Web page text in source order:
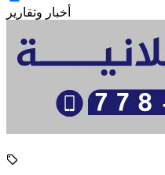
أخبار وتقارير